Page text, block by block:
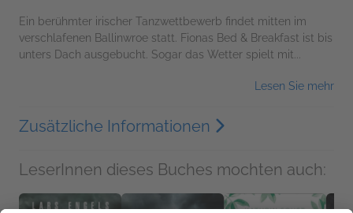
Ein berühmter irischer Tanzwettbewerb findet mitten im
verschlafenen Ballinwroe statt. Fionas Bed & Breakfast ist bis
unters Dach ausgebucht. Sogar das Wetter spielt mit...
Lesen Sie mehr
Zusätzliche Informationen
LeserInnen dieses Buches mochten auch: